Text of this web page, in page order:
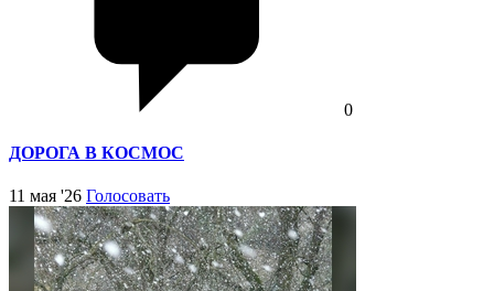
0
ДОРОГА В КОСМОС
11 мая '26 Голосовать